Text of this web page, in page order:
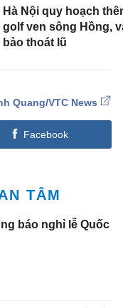
Hà Nội quy hoạch
golf ven sông Hồng,
bảo thoát lũ
Quang/VTC News
Facebook
TÂM
báo nghỉ lễ Quốc